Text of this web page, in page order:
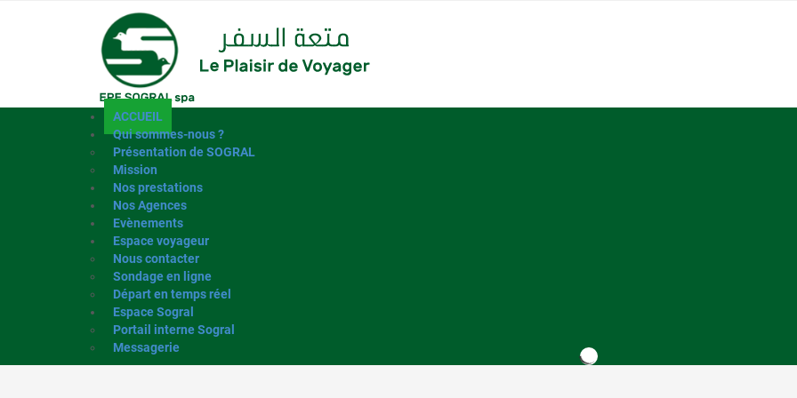
ACCUEIL
Qui sommes-nous ?
Présentation de SOGRAL
Mission
Nos prestations
Nos Agences
Evènements
Espace voyageur
Nous contacter
Sondage en ligne
Départ en temps réel
Espace Sogral
Portail interne Sogral
Messagerie